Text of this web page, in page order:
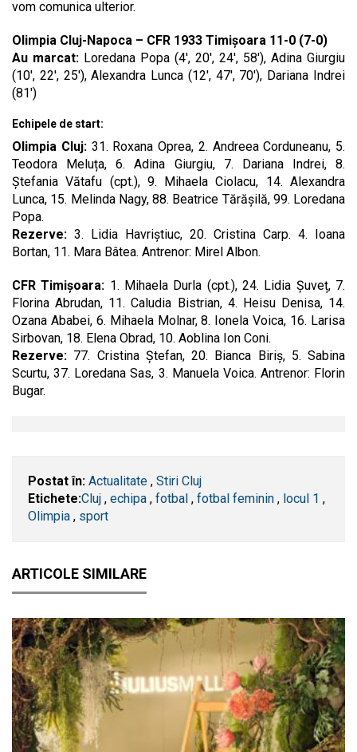
vom comunica ulterior.
Olimpia Cluj-Napoca – CFR 1933 Timișoara 11-0 (7-0)
Au marcat: Loredana Popa (4′, 20′, 24′, 58′), Adina Giurgiu
(10′, 22′, 25′), Alexandra Lunca (12′, 47′, 70′), Dariana Indrei
(81′)
Echipele de start:
Olimpia Cluj:31. Roxana Oprea, 2. Andreea Corduneanu, 5.
Teodora Meluța, 6. Adina Giurgiu, 7. Dariana Indrei, 8.
Ștefania Vătafu (cpt.), 9. Mihaela Ciolacu, 14. Alexandra
Lunca, 15. Melinda Nagy, 88. Beatrice Tărășilă, 99. Loredana
Popa.
Rezerve: 3. Lidia Havriștiuc, 20. Cristina Carp. 4. Ioana
Bortan, 11. Mara Bâtea. Antrenor: Mirel Albon.
CFR Timișoara: 1. Mihaela Durla (cpt.), 24. Lidia Șuveț, 7.
Florina Abrudan, 11. Caludia Bistrian, 4. Heisu Denisa, 14.
Ozana Ababei, 6. Mihaela Molnar, 8. Ionela Voica, 16. Larisa
Sirbovan, 18. Elena Obrad, 10. Aoblina Ion Coni.
Rezerve: 77. Cristina Ștefan, 20. Bianca Biriș, 5. Sabina
Scurtu, 37. Loredana Sas, 3. Manuela Voica. Antrenor: Florin
Bugar.
Postat în: Actualitate , Stiri Cluj
Etichete:​Cluj , echipa , fotbal , fotbal feminin , locul 1 ,
Olimpia , sport
ARTICOLE SIMILARE